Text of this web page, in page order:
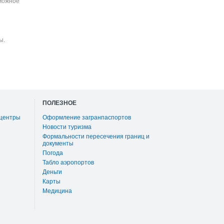
ПОЛЕЗНОЕ
Оформление загранпаспортов
Новости туризма
Формальности пересечения границ и
документы
Погода
Табло аэропортов
Деньги
Карты
Медицина